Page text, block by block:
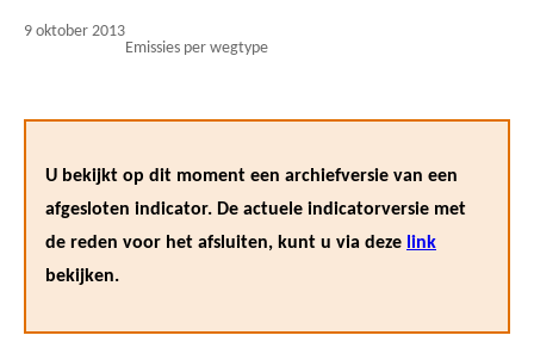
9 oktober 2013
Emissies per wegtype
U bekijkt op dit moment een archiefversie van een
afgesloten indicator. De actuele indicatorversie met
de reden voor het afsluiten, kunt u via deze link
bekijken.